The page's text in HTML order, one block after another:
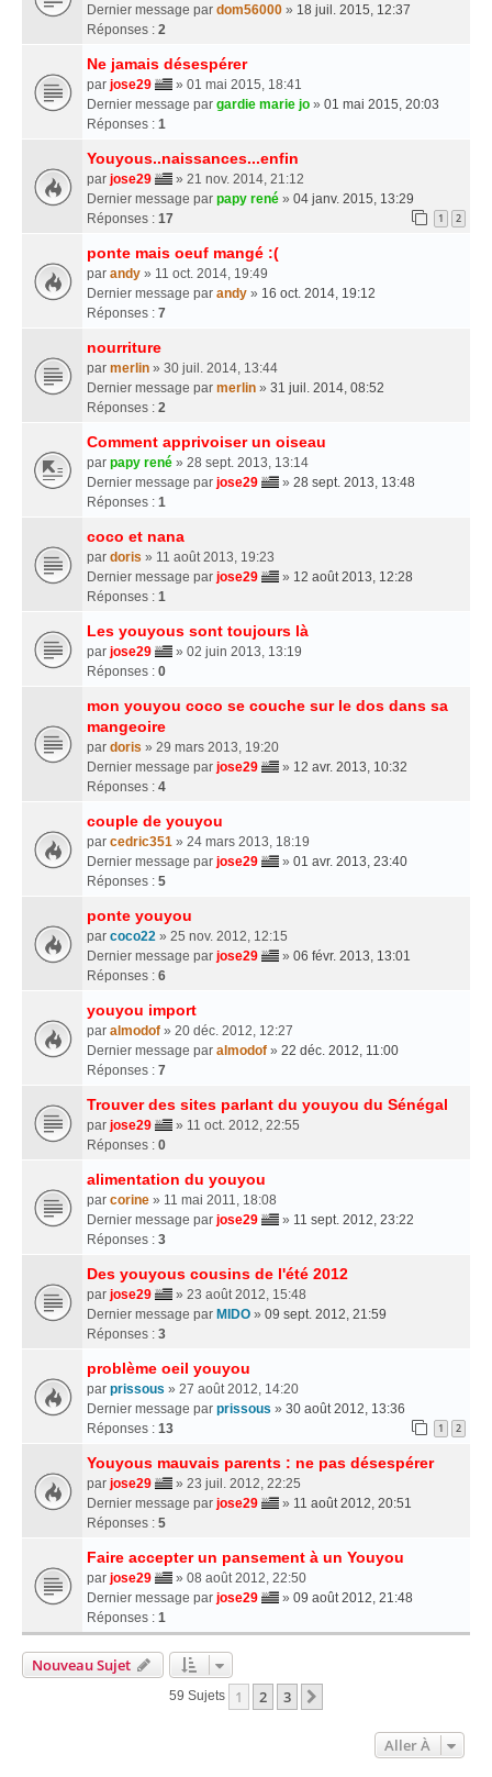
Dernier message par dom56000 » 18 juil. 2015, 12:37
Réponses : 2
Ne jamais désespérer
par jose29
» 01 mai 2015, 18:41
Dernier message par gardie marie jo » 01 mai 2015, 20:03
Réponses : 1
Youyous..naissances...enfin
par jose29
» 21 nov. 2014, 21:12
Dernier message par papy rené » 04 janv. 2015, 13:29
Réponses : 17 1 2
ponte mais oeuf mangé :(
par andy » 11 oct. 2014, 19:49
Dernier message par andy » 16 oct. 2014, 19:12
Réponses : 7
nourriture
par merlin » 30 juil. 2014, 13:44
Dernier message par merlin » 31 juil. 2014, 08:52
Réponses : 2
Comment apprivoiser un oiseau
par papy rené » 28 sept. 2013, 13:14
Dernier message par jose29 » 28 sept. 2013, 13:48
Réponses : 1
coco et nana
par doris » 11 août 2013, 19:23
Dernier message par jose29 » 12 août 2013, 12:28
Réponses : 1
Les youyous sont toujours là
par jose29
» 02 juin 2013, 13:19
Réponses : 0
mon youyou coco se couche sur le dos dans sa
mangeoire
par doris » 29 mars 2013, 19:20
Dernier message par jose29 » 12 avr. 2013, 10:32
Réponses : 4
couple de youyou
par cedric351 » 24 mars 2013, 18:19
Dernier message par jose29 » 01 avr. 2013, 23:40
Réponses : 5
ponte youyou
par coco22 » 25 nov. 2012, 12:15
Dernier message par jose29 » 06 févr. 2013, 13:01
Réponses : 6
youyou import
par almodof » 20 déc. 2012, 12:27
Dernier message par almodof » 22 déc. 2012, 11:00
Réponses : 7
Trouver des sites parlant du youyou du Sénégal
par jose29
» 11 oct. 2012, 22:55
Réponses : 0
alimentation du youyou
par corine » 11 mai 2011, 18:08
Dernier message par jose29 » 11 sept. 2012, 23:22
Réponses : 3
Des youyous cousins de l'été 2012
par jose29
» 23 août 2012, 15:48
Dernier message par MIDO » 09 sept. 2012, 21:59
Réponses : 3
problème oeil youyou
par prissous » 27 août 2012, 14:20
Dernier message par prissous » 30 août 2012, 13:36
Réponses : 13 1 2
Youyous mauvais parents : ne pas désespérer
par jose29
» 23 juil. 2012, 22:25
Dernier message par jose29 » 11 août 2012, 20:51
Réponses : 5
Faire accepter un pansement à un Youyou
par jose29
» 08 août 2012, 22:50
Dernier message par jose29 » 09 août 2012, 21:48
Réponses : 1
Nouveau Sujet
59 Sujets 1 2 3
Aller À